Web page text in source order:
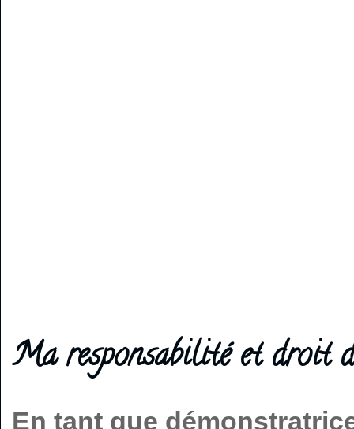
Ma responsabilité et droit
En tant que